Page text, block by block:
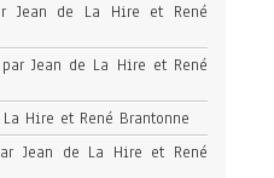
Jean de La Hire et René
Jean de La Hire et René
Hire et René Brantonne
Jean de La Hire et René